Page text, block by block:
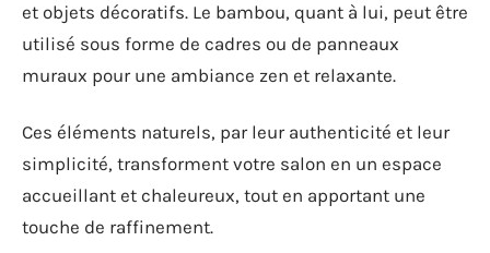
et objets décoratifs. Le bambou, quant à lui, peut être
utilisé sous forme de cadres ou de panneaux
muraux pour une ambiance zen et relaxante.
Ces éléments naturels, par leur authenticité et leur
simplicité, transforment votre salon en un espace
accueillant et chaleureux, tout en apportant une
touche de raffinement.